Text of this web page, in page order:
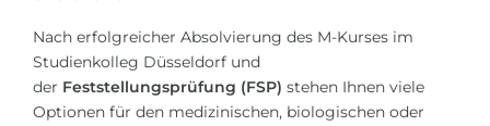
Unsere Studierenden werden
BERATUNG!
Belarus
Anderes Land
BERATUNG BUCHEN
Nach erfolgreicher Absolvierung des M-Kurses im
Studienkolleg Düsseldorf und
der Feststellungsprüfung (FSP) stehen Ihnen viele
Optionen für den medizinischen, biologischen oder